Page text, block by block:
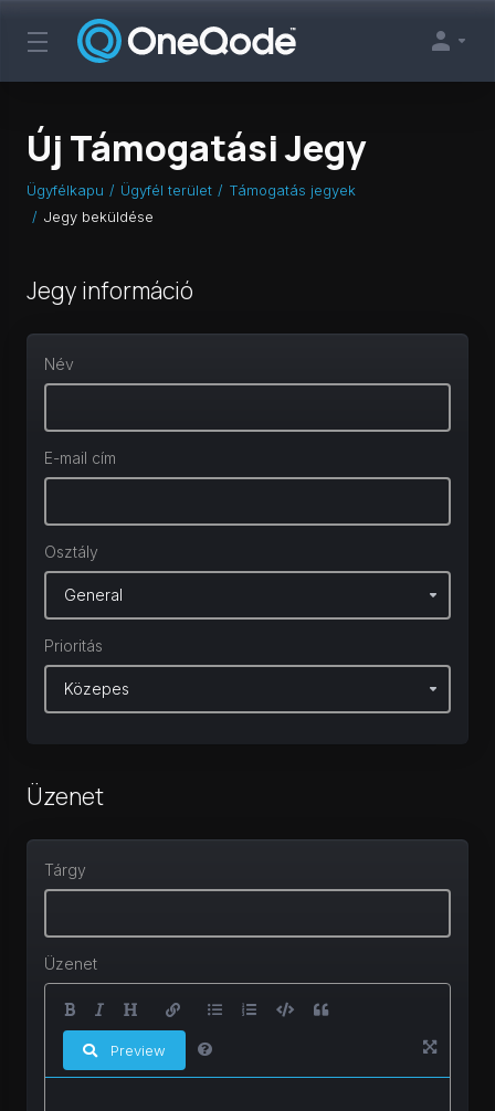
Új Támogatási Jegy
Ügyfélkapu Ügyfél terület
Támogatás jegyek
Jegy beküldése
Jegy információ
Név
E-mail cím
Osztály
Prioritás
Üzenet
Tárgy
Üzenet
Preview